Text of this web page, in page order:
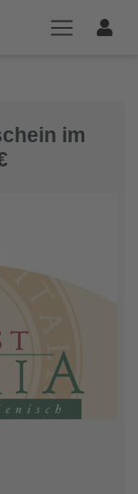
im